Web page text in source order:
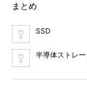
まとめ
SSD
半導体ストレー